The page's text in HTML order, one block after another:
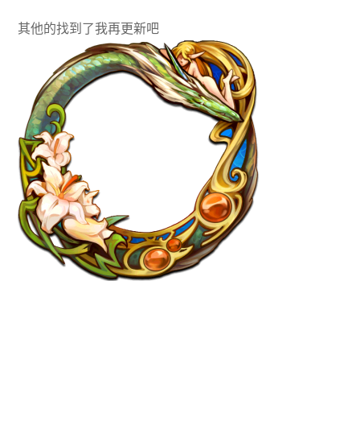
其他的找到了我再更新吧